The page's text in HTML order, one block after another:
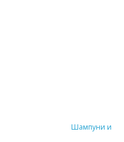
Шампуни и